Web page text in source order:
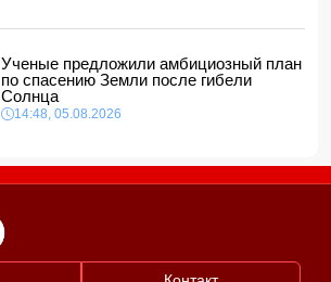
Ученые предложили амбициозный план
по спасению Земли после гибели
Солнца
14:48, 05.08.2026